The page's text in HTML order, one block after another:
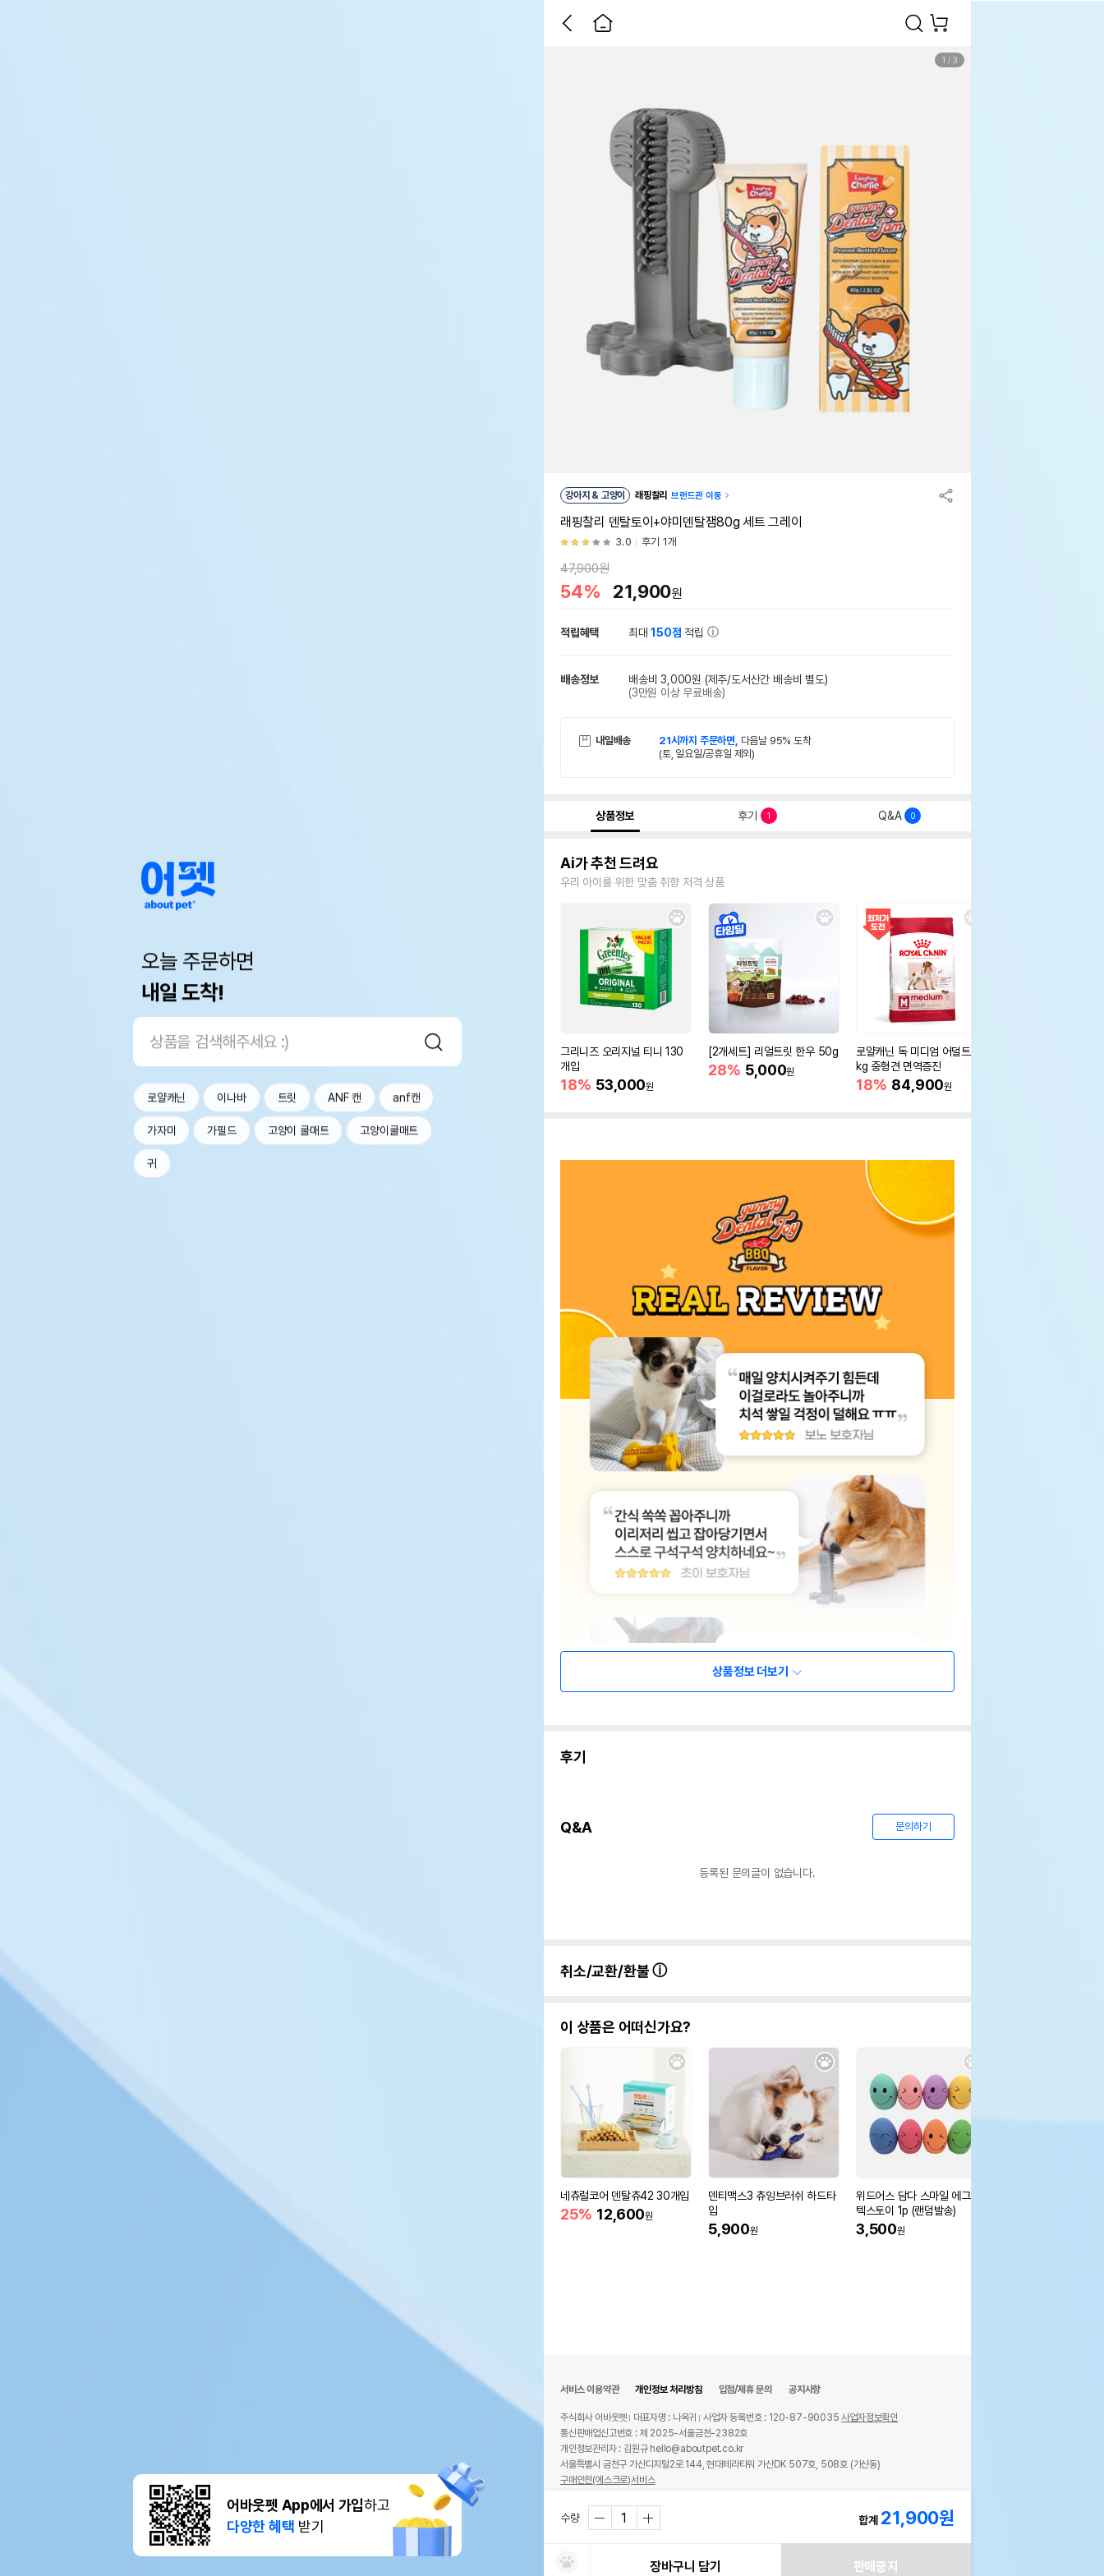
오늘 주문하면
내일 도착!
로얄캐닌 이나바 트릿 ANF 캔 anf캔
가자미 가필드 고양이 쿨매트 고양이쿨매트
귀
어바웃펫 App에서 가입하고
다양한 혜택 받기
1 / 3
강아지 & 고양이 래핑찰리 브랜드관 이동
래핑찰리 덴탈토이+야미덴탈잼80g 세트 그레이
3.0 후기 1개
47,900원
54% 21,900원
적립혜택 최대150점 적립
배송정보 배송비 3,000원 (제주/도서산간 배송비 별도)
(3만원 이상 무료배송)
내일배송 21시까지 주문하면, 다음날 95% 도착
(토, 일요일/공휴일 제외)
상품정보 후기 1 Q&A 0
Ai가 추천 드려요
우리 아이를 위한 맞춤 취향 저격 상품
그리니즈 오리지널 티니 130
개입
18% 53,000원
[2개세트] 리얼트릿 한우 50g
28% 5,000원
로얄캐닌 독 미디엄 어덜트 10
kg 중형견 면역증진
18% 84,900원
상품정보 더보기
후기
Q&A 문의하기
등록된 문의글이 없습니다.
취소/교환/환불
이 상품은 어떠신가요?
네츄럴코어 덴탈츄42 30개입
25% 12,600원
덴티맥스3 츄잉브러쉬 하드타
입
5,900원
위드어스 담다 스마일 에그 라
텍스토이 1p (랜덤발송)
3,500원
수량 합계 21,900원
장바구니 담기 판매중지
서비스 이용약관 개인정보 처리방침 입점/제휴 문의 공지사항
주식회사 어바웃펫 대표자명 : 나옥귀 사업자 등록번호 : 120-87-90035사업자정보확인
통신판매업신고번호 : 제 2025-서울금천-2382호
개인정보관리자 : 김원규 hello@aboutpet.co.kr
서울특별시 금천구 가산디지털2로 144, 현대테라타워 가산DK 507호, 508호 (가산동)
구매안전(에스크로)서비스